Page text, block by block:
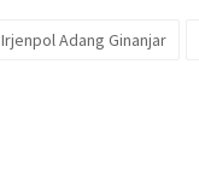
Irjenpol Adang Ginanjar